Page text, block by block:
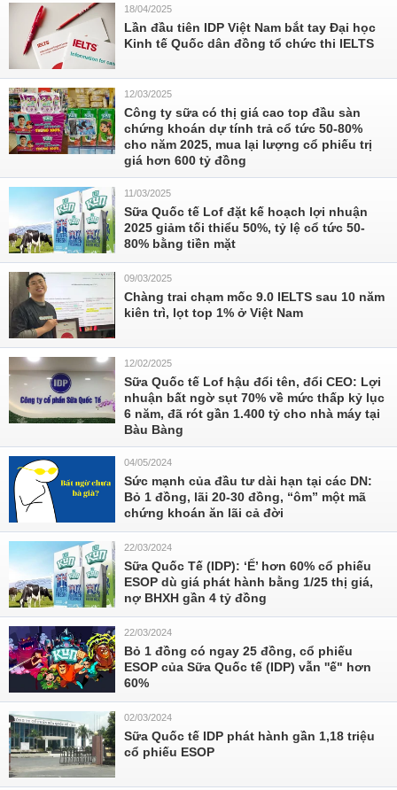
18/04/2025
Lần đầu tiên IDP Việt Nam bắt tay Đại học
Kinh tế Quốc dân đồng tổ chức thi IELTS
12/03/2025
Công ty sữa có thị giá cao top đầu sàn
chứng khoán dự tính trả cổ tức 50-80%
cho năm 2025, mua lại lượng cổ phiếu trị
giá hơn 600 tỷ đồng
11/03/2025
Sữa Quốc tế Lof đặt kế hoạch lợi nhuận
2025 giảm tối thiểu 50%, tỷ lệ cổ tức 50-
80% bằng tiền mặt
09/03/2025
Chàng trai chạm mốc 9.0 IELTS sau 10 năm
kiên trì, lọt top 1% ở Việt Nam
12/02/2025
Sữa Quốc tế Lof hậu đổi tên, đổi CEO: Lợi
nhuận bất ngờ sụt 70% về mức thấp kỷ lục
6 năm, đã rót gần 1.400 tỷ cho nhà máy tại
Bàu Bàng
04/05/2024
Sức mạnh của đầu tư dài hạn tại các DN:
Bỏ 1 đồng, lãi 20-30 đồng, “ôm” một mã
chứng khoán ăn lãi cả đời
22/03/2024
Sữa Quốc Tế (IDP): ‘Ế’ hơn 60% cổ phiếu
ESOP dù giá phát hành bằng 1/25 thị giá,
nợ BHXH gần 4 tỷ đồng
22/03/2024
Bỏ 1 đồng có ngay 25 đồng, cổ phiếu
ESOP của Sữa Quốc tế (IDP) vẫn ''ế" hơn
60%
02/03/2024
Sữa Quốc tế IDP phát hành gần 1,18 triệu
cổ phiếu ESOP